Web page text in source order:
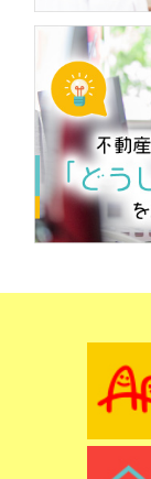
高崎市貝沢町
空き家を早く
相続した実
いけれど、何
りませんか。
りも早く傷ん